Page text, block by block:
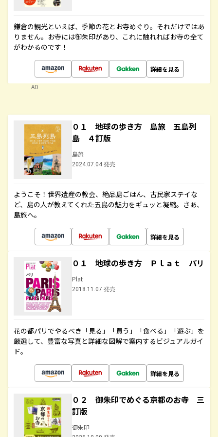
鎌倉の観光といえば、季節の花とお寺めぐり。それだけではあ
りません。お寺には御朱印があり、これに触れればお寺の全て
がわかるのです！
詳細を見る
AD
０１ 地球の歩き方 島旅 五島列
島 ４訂版
島旅
2024.07.04 発売
ようこそ！世界遺産の教会、絶品島ごはん、古民家ステイな
ど、島の人が教えてくれた五島の魅力をギュッと凝縮。さあ、
島旅へ。
詳細を見る
０１ 地球の歩き方 Ｐｌａｔ パリ
Plat
2018.11.07 発売
花の都パリでやるべき「見る」「買う」「食べる」「遊ぶ」を
厳選して、豊富な写真と詳細な図解で案内するビジュアルガイ
ド。
詳細を見る
０２ 御朱印でめぐる京都のお寺 三
訂版
御朱印